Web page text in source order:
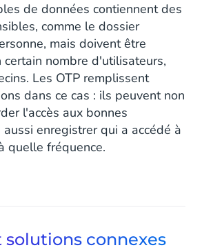
de données contiennent des
comme le dossier
mais doivent être
certain nombre d'utilisateurs,
Les OTP remplissent
dans ce cas : ils peuvent non
l'accès aux bonnes
enregistrer qui a accédé à
quelle fréquence.
solutions connexes